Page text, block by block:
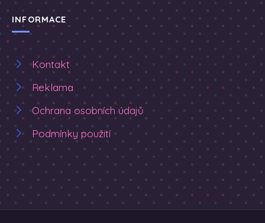
INFORMACE
Kontakt
Reklama
Ochrana osobních údajů
Podmínky použití